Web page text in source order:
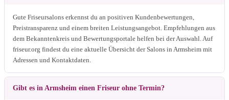
Gute Friseursalons erkennst du an positiven Kundenbewertungen,
Preistransparenz und einem breiten Leistungsangebot. Empfehlungen aus
dem Bekanntenkreis und Bewertungsportale helfen bei der Auswahl. Auf
friseur.org findest du eine aktuelle Übersicht der Salons in Armsheim mit
Adressen und Kontaktdaten.
Gibt es in Armsheim einen Friseur ohne Termin?